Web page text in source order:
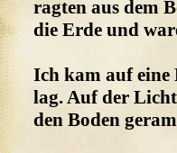
ragten aus dem
die Erde und
Ich kam auf
lag. Auf der
den Boden